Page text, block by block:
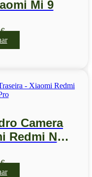
Mi 9
€
Camera
Redmi Note
€